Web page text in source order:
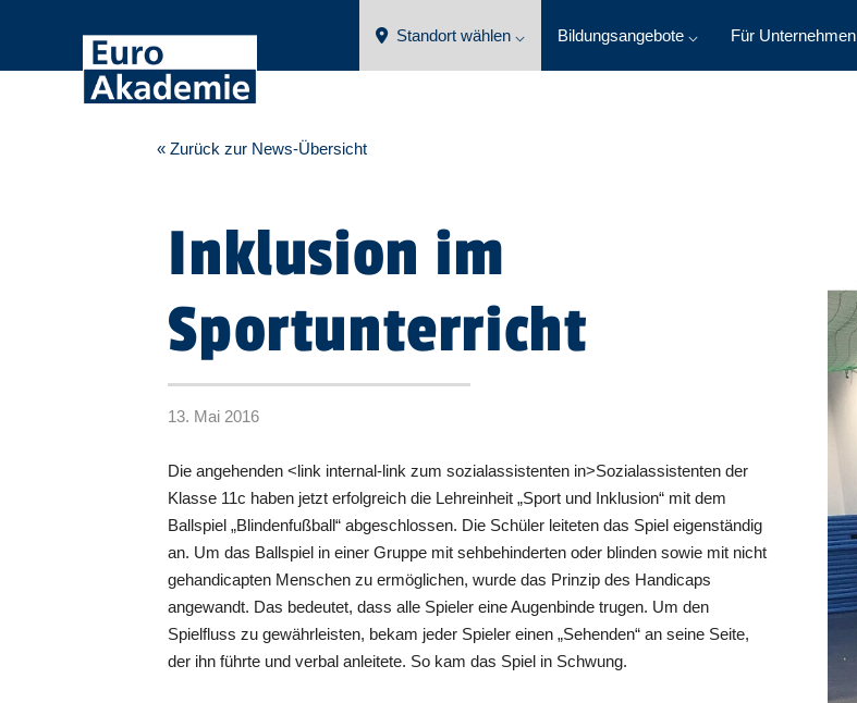
Standort wählen ⌵ Bildungsangebote ⌵ Für Unternehmen
« Zurück zur News-Übersicht
Inklusion im
Sportunterricht
13. Mai 2016
Die angehenden <link internal-link zum sozialassistenten in>Sozialassistenten der
Klasse 11c haben jetzt erfolgreich die Lehreinheit „Sport und Inklusion“ mit dem
Ballspiel „Blindenfußball“ abgeschlossen. Die Schüler leiteten das Spiel eigenständig
an. Um das Ballspiel in einer Gruppe mit sehbehinderten oder blinden sowie mit nicht
gehandicapten Menschen zu ermöglichen, wurde das Prinzip des Handicaps
angewandt. Das bedeutet, dass alle Spieler eine Augenbinde trugen. Um den
Spielfluss zu gewährleisten, bekam jeder Spieler einen „Sehenden“ an seine Seite,
der ihn führte und verbal anleitete. So kam das Spiel in Schwung.